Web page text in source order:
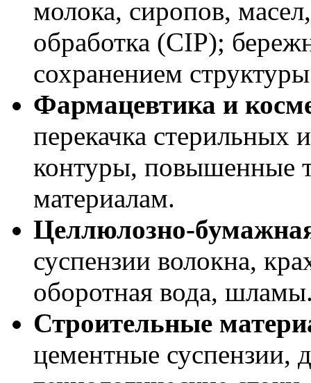
молока, сиропов,
обработка (CIP);
сохранением
Фармацевтика и
перекачка стерильных
контуры, повышенные
материалам.
Целлюлозно-
суспензии волокна,
оборотная вода,
Строительные
цементные суспензии,